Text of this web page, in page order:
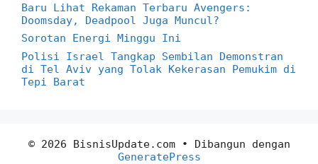
Baru Lihat Rekaman Terbaru Avengers:
Doomsday, Deadpool Juga Muncul?
Sorotan Energi Minggu Ini
Polisi Israel Tangkap Sembilan Demonstran
di Tel Aviv yang Tolak Kekerasan Pemukim di
Tepi Barat
© 2026 BisnisUpdate.com• Dibangun dengan
GeneratePress